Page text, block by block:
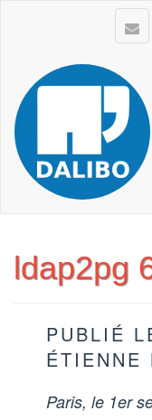
ldap2pg
PUBLIÉ
ÉTIENNE
Paris, le 1er